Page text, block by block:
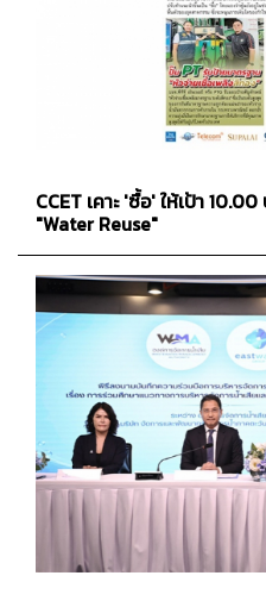
CCET เคาะ 'ซื้อ' ให้เป้า
"Water Reuse"